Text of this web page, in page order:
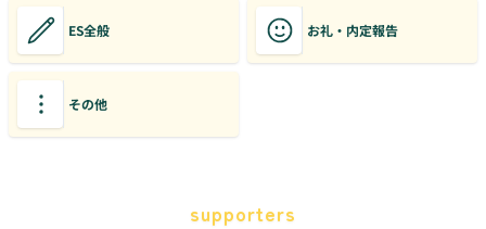
ES全般 お礼・内定報告
その他
supporters